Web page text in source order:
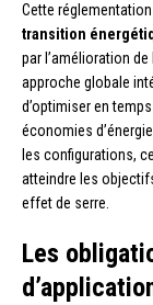
Cette
transition
par l’amélioration
approche globale
d’optimiser en
économies
les configurations,
atteindre les
effet de serre.
Les